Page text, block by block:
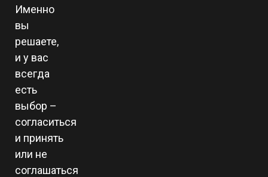
Именно
вы
решаете,
и у вас
всегда
есть
выбор –
согласиться
и принять
или не
соглашаться